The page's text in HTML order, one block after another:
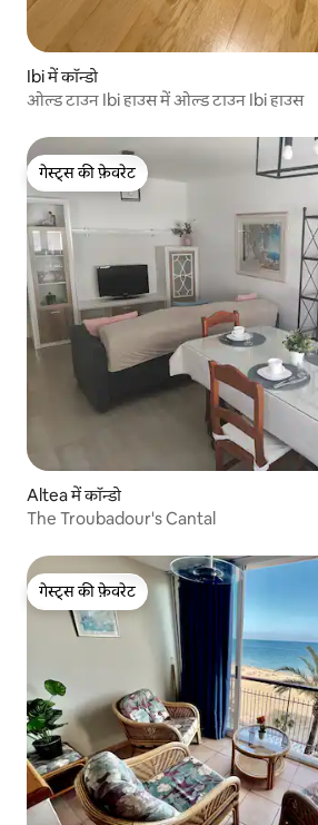
Ibi में कॉन्डो
ओल्ड टाउन Ibi हाउस में ओल्ड टाउन Ibi हाउस
गेस्ट्स की फ़ेवरेट
गेस्ट्स की फ़ेवरेट
Altea में कॉन्डो
The Troubadour's Cantal
गेस्ट्स की फ़ेवरेट
गेस्ट्स की फ़ेवरेट